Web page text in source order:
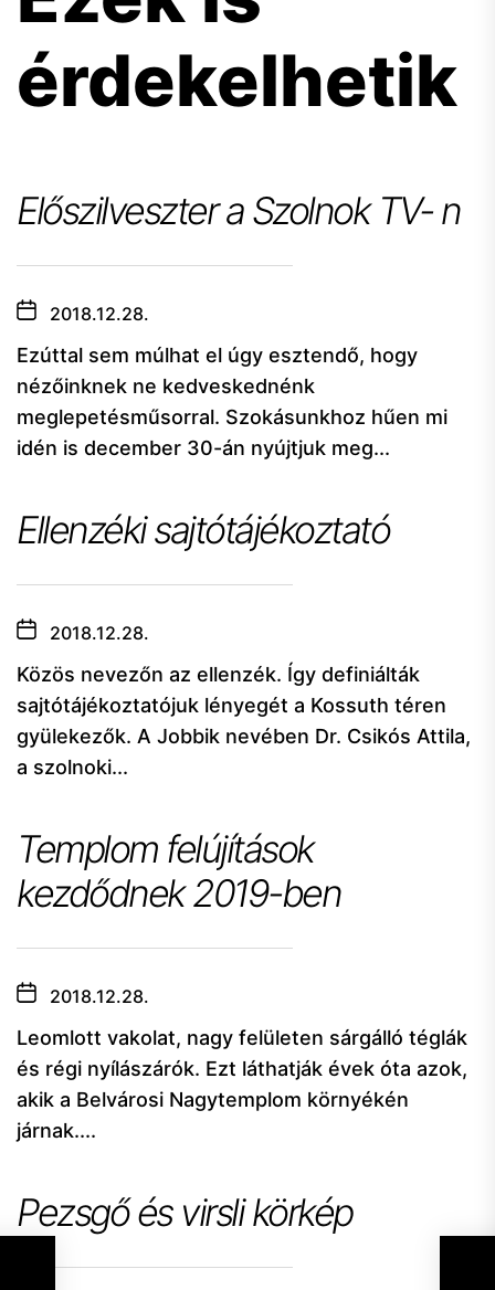
érdekelhetik
Előszilveszter a Szolnok TV- n
2018.12.28.
Ezúttal sem múlhat el úgy esztendő, hogy
nézőinknek ne kedveskednénk
meglepetésműsorral. Szokásunkhoz hűen mi
idén is december 30-án nyújtjuk meg...
Ellenzéki sajtótájékoztató
2018.12.28.
Közös nevezőn az ellenzék. Így definiálták
sajtótájékoztatójuk lényegét a Kossuth téren
gyülekezők. A Jobbik nevében Dr. Csikós Attila,
a szolnoki...
Templom felújítások
kezdődnek 2019-ben
2018.12.28.
Leomlott vakolat, nagy felületen sárgálló téglák
és régi nyílászárók. Ezt láthatják évek óta azok,
akik a Belvárosi Nagytemplom környékén
járnak....
Pezsgő és virsli körkép